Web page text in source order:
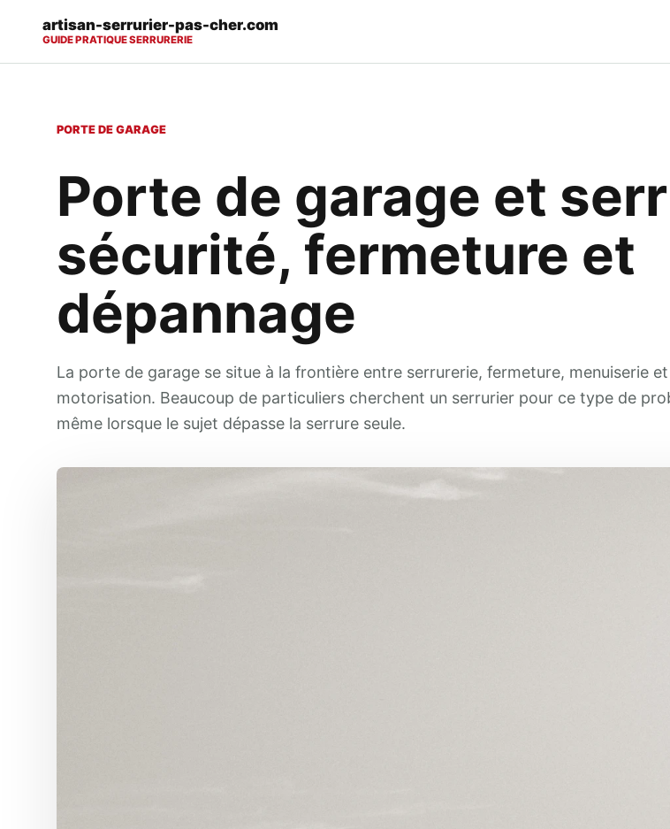
artisan-serrurier-pas-cher.com
GUIDE PRATIQUE SERRURERIE
PORTE DE GARAGE
Porte de garage et
sécurité, fermeture et
dépannage
La porte de garage se situe à la frontière entre serrurerie, fermeture, menuiserie
motorisation. Beaucoup de particuliers cherchent un serrurier pour ce type de
même lorsque le sujet dépasse la serrure seule.